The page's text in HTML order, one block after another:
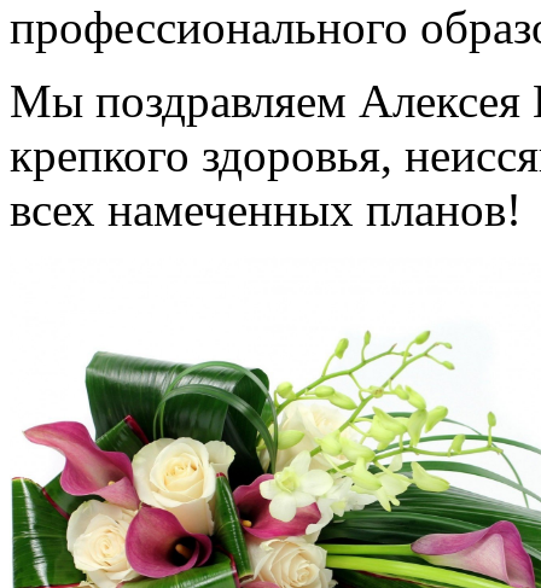
профессионального
Мы поздравляем Алексея
крепкого здоровья,
всех намеченных планов!